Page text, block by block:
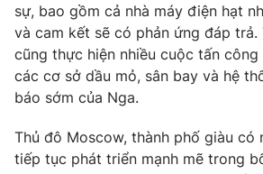
® Cấm sao chép dưới mọi hình thức nếu
thuận bằng văn bản. Ghi rõ nguồn VTV.vn
sự, bao gồm cả nhà máy điện hạt
và cam kết sẽ có phản ứng đáp trả.
cũng thực hiện nhiều cuộc tấn công
các cơ sở dầu mỏ, sân bay và hệ
báo sớm của Nga.
Thủ đô Moscow, thành phố giàu có
tiếp tục phát triển mạnh mẽ trong